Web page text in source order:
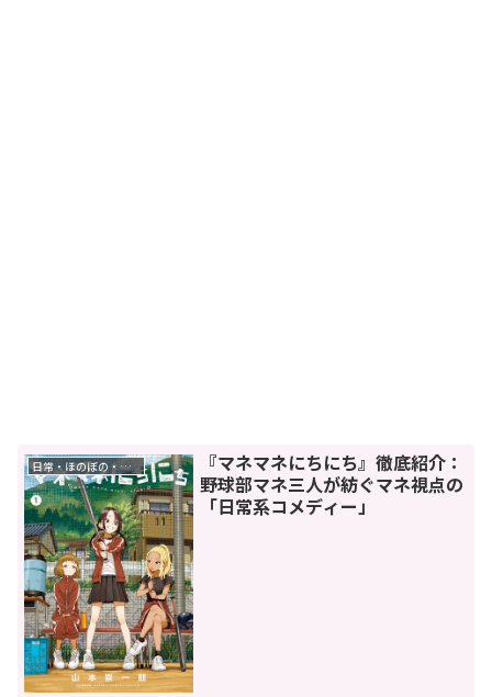
日常・ほのぼの・癒し
『マネマネにちにち』徹底紹介：
野球部マネ三人が紡ぐマネ視点の
「日常系コメディー」